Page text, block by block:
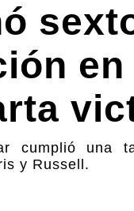
cumplió una
y Russell.